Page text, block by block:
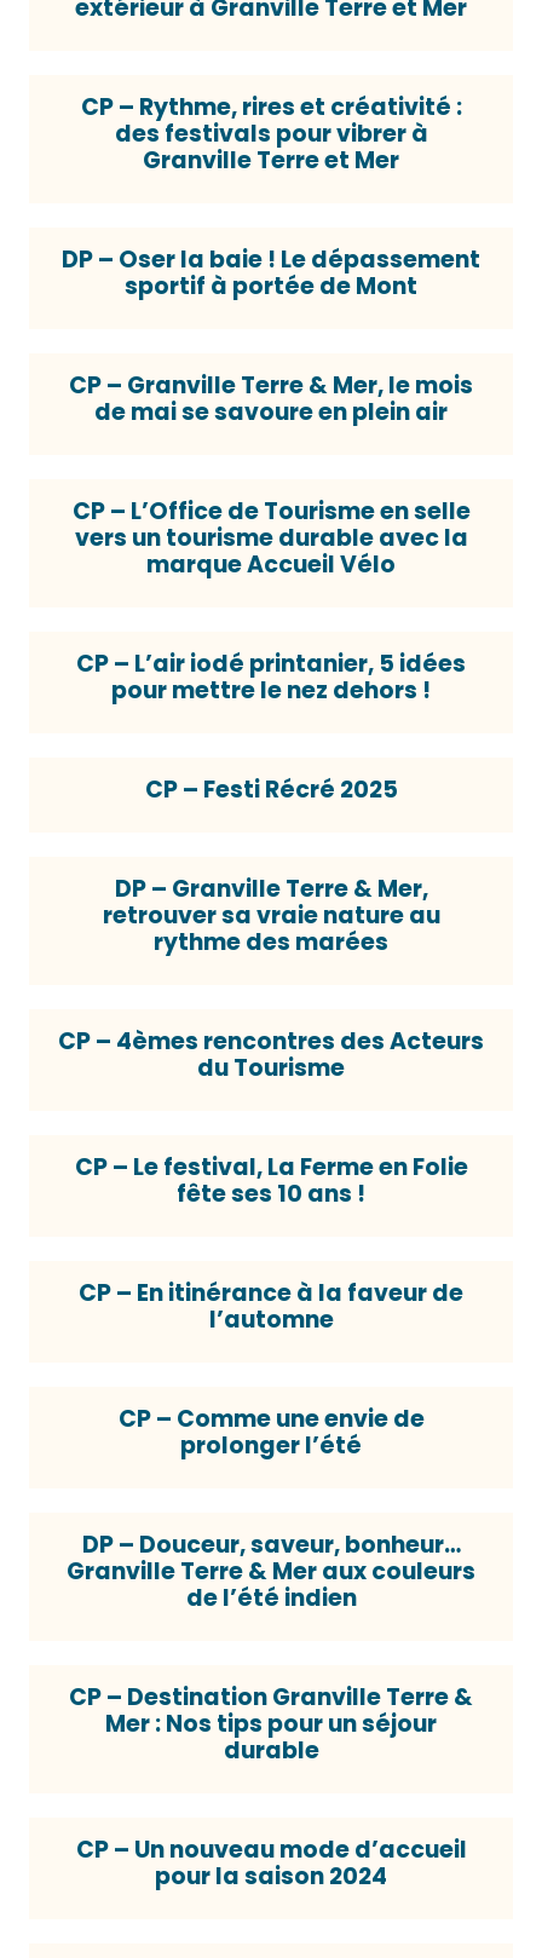
extérieur à Granville Terre et Mer
CP – Rythme, rires et créativité :
des festivals pour vibrer à
Granville Terre et Mer
DP – Oser la baie ! Le dépassement
sportif à portée de Mont
CP – Granville Terre & Mer, le mois
de mai se savoure en plein air
CP – L’Office de Tourisme en selle
vers un tourisme durable avec la
marque Accueil Vélo
CP – L’air iodé printanier, 5 idées
pour mettre le nez dehors !
CP – Festi Récré 2025
DP – Granville Terre & Mer,
retrouver sa vraie nature au
rythme des marées
CP – 4èmes rencontres des Acteurs
du Tourisme
CP – Le festival, La Ferme en Folie
fête ses 10 ans !
CP – En itinérance à la faveur de
l’automne
CP – Comme une envie de
prolonger l’été
DP – Douceur, saveur, bonheur…
Granville Terre & Mer aux couleurs
de l’été indien
CP – Destination Granville Terre &
Mer : Nos tips pour un séjour
durable
CP – Un nouveau mode d’accueil
pour la saison 2024